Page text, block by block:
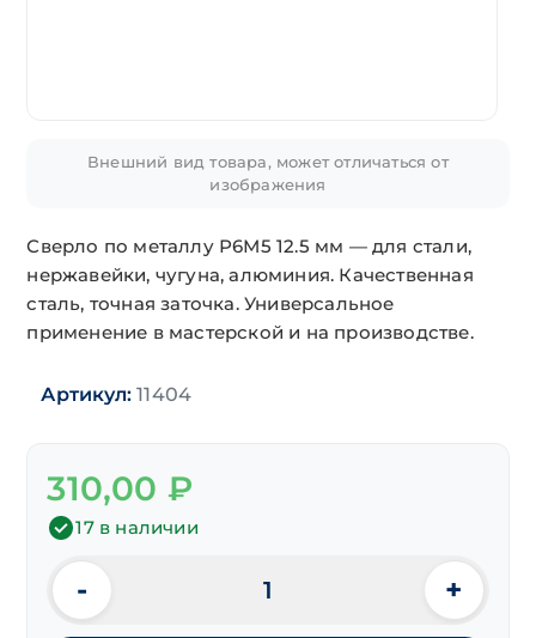
Внешний вид товара, может отличаться от
изображения
Сверло по металлу Р6М5 12.5 мм — для стали,
нержавейки, чугуна, алюминия. Качественная
сталь, точная заточка. Универсальное
применение в мастерской и на производстве.
Артикул: 11404
310,00 ₽
17 в наличии
Количество
товара
- +